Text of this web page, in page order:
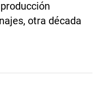
otra década